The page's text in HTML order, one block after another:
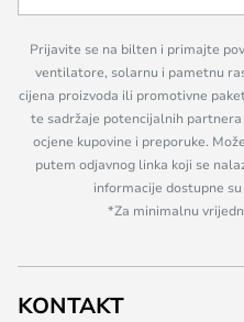
Prijavite se na bilten i primajte
ventilatore, solarnu i pametnu
cijena proizvoda ili promotivne
te sadržaje potencijalnih
ocjene kupovine i preporuke.
putem odjavnog linka koji se
informacije dostupne
*Za minimalnu
KONTAKT